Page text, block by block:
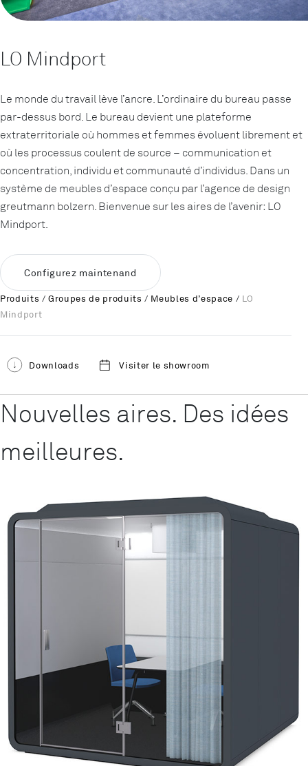
LO Mindport
Le monde du travail lève l’ancre. L’ordinaire du bureau passe
par-dessus bord. Le bureau devient une plateforme
extraterritoriale où hommes et femmes évoluent librement et
où les processus coulent de source – communication et
concentration, individu et communauté d’individus. Dans un
système de meubles d’espace conçu par l’agence de design
greutmann bolzern. Bienvenue sur les aires de l’avenir: LO
Mindport.
Configurez maintenand
Produits /Groupes de produits / Meubles d’espace / LO
Mindport
Downloads Visiter le showroom
Nouvelles aires. Des idées
meilleures.